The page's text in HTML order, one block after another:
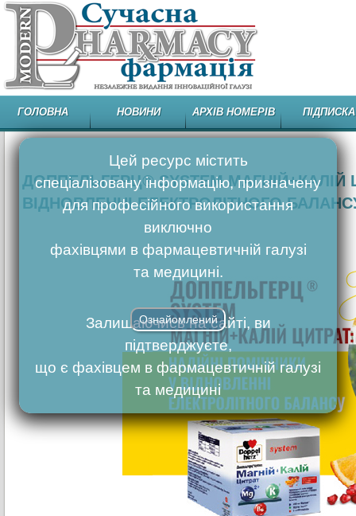
ГОЛОВНА НОВИНИ АРХІВ НОМЕРІВ ПІДПИСКА
ДОППЕЛЬГЕРЦ® SYSTEM
ВІДНОВЛЕННІ ЕЛЕКТРОЛІТНОГО
Цей ресурс містить
спеціалізовану інформацію, призначену
для професійного використання
виключно
фахівцями в фармацевтичній галузі
та медицині.
Залишаючись на сайті, ви
підтверджуєте,
що є фахівцем в фармацевтичній галузі
та медицині
Ознайомлений